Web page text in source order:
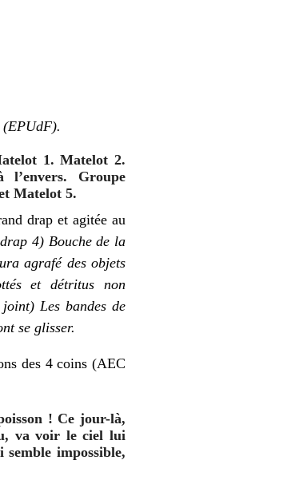
(EPUdF).
1. Matelot 2.
Groupe
Matelot 5.
drap et agitée au
drap4) Bouche de la
agrafé des objets
et détritus non
joint) Les bandes de
se glisser.
des 4 coins (AEC
! Ce jour-là,
va voir le ciel lui
impossible,